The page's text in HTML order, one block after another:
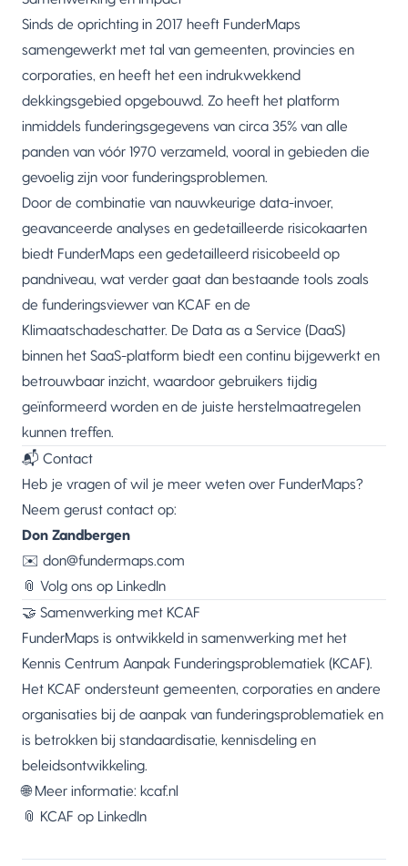
Sinds de oprichting in 2017 heeft FunderMaps
samengewerkt met tal van gemeenten, provincies en
corporaties, en heeft het een indrukwekkend
dekkingsgebied opgebouwd. Zo heeft het platform
inmiddels funderingsgegevens van circa 35% van alle
panden van vóór 1970 verzameld, vooral in gebieden die
gevoelig zijn voor funderingsproblemen.
Door de combinatie van nauwkeurige data-invoer,
geavanceerde analyses en gedetailleerde risicokaarten
biedt FunderMaps een gedetailleerd risicobeeld op
pandniveau, wat verder gaat dan bestaande tools zoals
de funderingsviewer van KCAF en de
Klimaatschadeschatter. De Data as a Service (DaaS)
binnen het SaaS-platform biedt een continu bijgewerkt en
betrouwbaar inzicht, waardoor gebruikers tijdig
geïnformeerd worden en de juiste herstelmaatregelen
kunnen treffen.
📬 Contact
Heb je vragen of wil je meer weten over FunderMaps?
Neem gerust contact op:
Don Zandbergen
✉️ don@fundermaps.com
📎 Volg ons op LinkedIn
🤝 Samenwerking met KCAF
FunderMaps is ontwikkeld in samenwerking met het
Kennis Centrum Aanpak Funderingsproblematiek (KCAF).
Het KCAF ondersteunt gemeenten, corporaties en andere
organisaties bij de aanpak van funderingsproblematiek en
is betrokken bij standaardisatie, kennisdeling en
beleidsontwikkeling.
🌐 Meer informatie: kcaf.nl
📎 KCAF op LinkedIn